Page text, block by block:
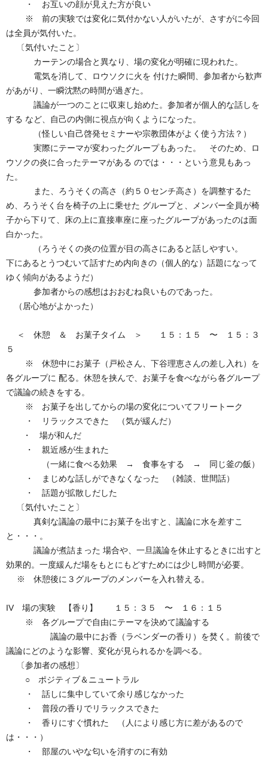
・ お互いの顔が見えた方が良い
※ 前の実験では変化に気付かない人がいたが、さすがに今回
は全員が気付いた。
〔気付いたこと〕
カーテンの場合と異なり、場の変化が明確に現われた。
電気を消して、ロウソクに火を 付けた瞬間、参加者から歓声
があがり、一瞬沈黙の時間が過ぎた。
議論が一つのことに収束し始めた。参加者が個人的な話しを
する など、自己の内側に視点が向くようになった。
（怪しい自己啓発セミナーや宗教団体がよく使う方法？）
実際にテーマが変わったグループもあった。 そのため、ロ
ウソクの炎に合ったテーマがある のでは・・・という意見もあっ
た。
また、ろうそくの高さ（約５０センチ高さ）を調整するた
め、ろうそく台を椅子の上に乗せた グループと、メンバー全員が椅
子から下りて、床の上に直接車座に座ったグループがあったのは面
白かった。
（ろうそくの炎の位置が目の高さにあると話しやすい。
下にあるとうつむいて話すため内向きの（個人的な）話題になって
ゆく傾向があるようだ）
参加者からの感想はおおむね良いものであった。
（居心地がよかった）
＜ 休憩 ＆ お菓子タイム ＞ １５：１５ 〜 １５：３
５
※ 休憩中にお菓子（戸松さん、下谷理恵さんの差し入れ）を
各グループに 配る。休憩を挟んで、お菓子を食べながら各グループ
で議論の続きをする。
※ お菓子を出してからの場の変化についてフリートーク
・ リラックスできた （気が緩んだ）
・ 場が和んだ
・ 親近感が生まれた
（一緒に食べる効果 → 食事をする → 同じ釜の飯）
・ まじめな話しができなくなった （雑談、世間話）
・ 話題が拡散しだした
〔気付いたこと〕
真剣な議論の最中にお菓子を出すと、議論に水を差すこ
と・・・。
議論が煮詰まった 場合や、一旦議論を休止するときに出すと
効果的。一度緩んだ場をもとにもどすためには少し時間が必要。
※ 休憩後に３グループのメンバーを入れ替える。
IV 場の実験 【香り】 １５：３５ 〜 １６：１５
※ 各グループで自由にテーマを決めて議論する
議論の最中にお香（ラベンダーの香り）を焚く。前後で
議論にどのような影響、変化が見られるかを調べる。
〔参加者の感想〕
○ ポジティブ＆ニュートラル
・ 話しに集中していて余り感じなかった
・ 普段の香りでリラックスできた
・ 香りにすぐ慣れた （人により感じ方に差があるので
は・・・）
・ 部屋のいやな匂いを消すのに有効